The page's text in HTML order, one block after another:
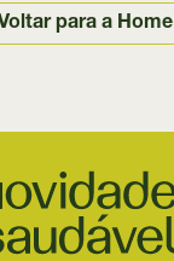
para a Home